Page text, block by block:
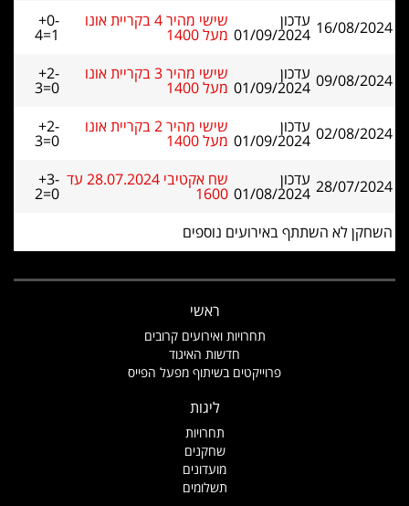
16/08/2024 עדכון
01/09/2024
שישי מהיר 4 בקריית אונו
מעל 1400
+0-
4=1
09/08/2024 עדכון
01/09/2024
שישי מהיר 3 בקריית אונו
מעל 1400
+2-
3=0
02/08/2024 עדכון
01/09/2024
שישי מהיר 2 בקריית אונו
מעל 1400
+2-
3=0
28/07/2024 עדכון
01/08/2024
שח אקטיבי 28.07.2024 עד
1600
+3-
2=0
השחקן לא השתתף באירועים נוספים
ראשי
תחרויות ואירועים קרובים
חדשות האיגוד
פרוייקטים בשיתוף מפעל הפייס
ליגות
תחרויות
שחקנים
מועדונים
תשלומים